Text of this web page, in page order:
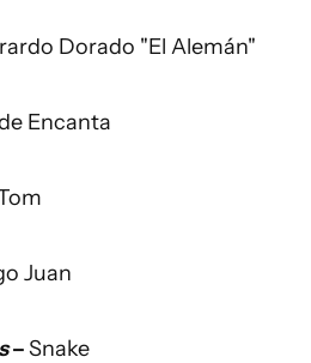
Dorado "El Alemán"
Encanta
Juan
–Snake